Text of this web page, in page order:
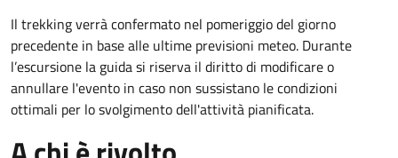
Il trekking verrà confermato nel pomeriggio del giorno
precedente in base alle ultime previsioni meteo. Durante
l’escursione la guida si riserva il diritto di modificare o
annullare l'evento in caso non sussistano le condizioni
ottimali per lo svolgimento dell'attività pianificata.